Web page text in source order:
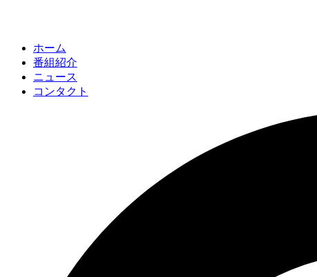
ホーム
番組紹介
ニュース
コンタクト